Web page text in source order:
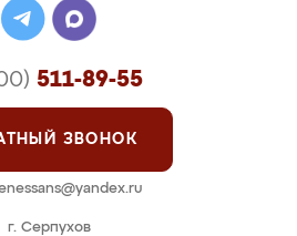
г. Серпухов
511-89-55
ЗВОНОК